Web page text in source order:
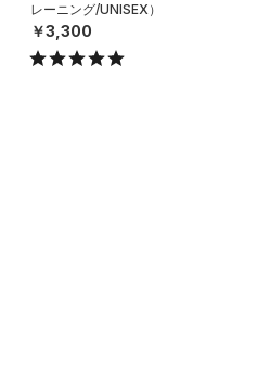
レーニング/UNISEX）
￥3,300